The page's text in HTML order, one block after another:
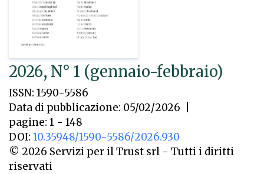
2026, N° 1 (gennaio-febbraio)
ISSN: 1590-5586
Data di pubblicazione: 05/02/2026
pagine: 1 - 148
DOI: 10.35948/1590-5586/2026.930
© 2026 Servizi per il Trust srl - Tutti i diritti
riservati